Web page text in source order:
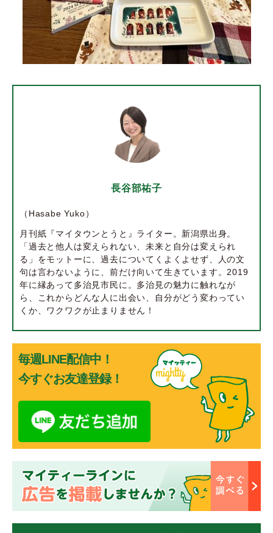
長谷部祐子
（Hasabe Yuko）
月刊紙『マイタウンとうと』ライター。新潟県出身。
「過去と他人は変えられない、未来と自分は変えられ
る」をモットーに、過去についてくよくよせず、人の文
句は言わないように、前だけ向いて生きています。2019
年に縁あって多治見市民に。多治見の魅力に触れなが
ら、これからどんな人に出会い、自分がどう変わってい
くか、ワクワクが止まりません！
毎週LINE配信中！
今すぐお友達登録！